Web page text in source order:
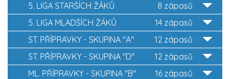
8 zápasů
5. LIGA STARŠÍCH ŽÁKŮ
14 zápasů
5. LIGA MLADŠÍCH ŽÁKŮ
12 zápasů
ST. PŘÍPRAVKY - SKUPINA "A"
12 zápasů
ST. PŘÍPRAVKY - SKUPINA "D"
16 zápasů
ML. PŘÍPRAVKY - SKUPINA "B"